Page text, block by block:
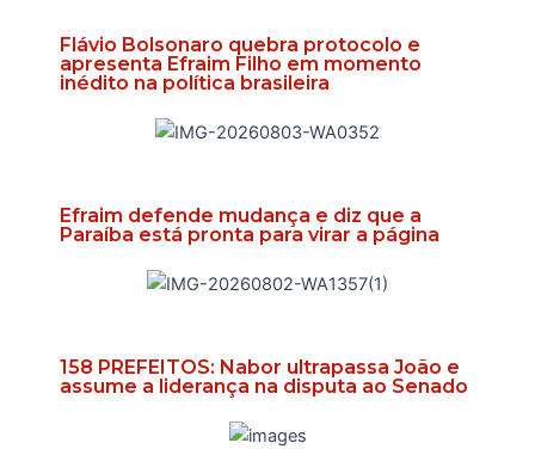
Flávio Bolsonaro quebra protocolo e
apresenta Efraim Filho em momento
inédito na política brasileira
Efraim defende mudança e diz que a
Paraíba está pronta para virar a página
158 PREFEITOS: Nabor ultrapassa João e
assume a liderança na disputa ao Senado